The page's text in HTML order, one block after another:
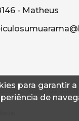
para garantir a
de
- Matheus
Todos os